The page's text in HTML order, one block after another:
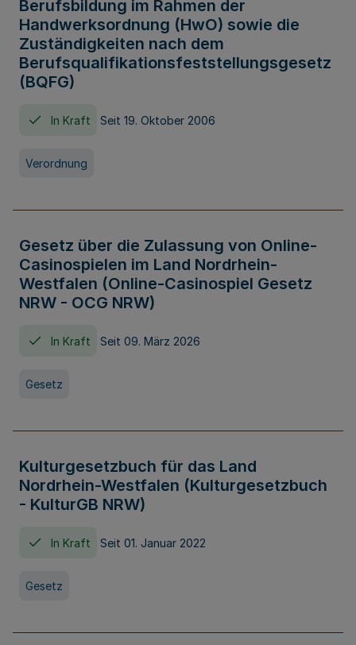
Berufsbildung im Rahmen der
Handwerksordnung (HwO) sowie die
Zuständigkeiten nach dem
Berufsqualifikationsfeststellungsgesetz
(BQFG)
In Kraft Seit 19. Oktober 2006
Verordnung
Gesetz über die Zulassung von Online-
Casinospielen im Land Nordrhein-
Westfalen (Online-Casinospiel Gesetz
NRW - OCG NRW)
In Kraft Seit 09. März 2026
Gesetz
Kulturgesetzbuch für das Land
Nordrhein-Westfalen (Kulturgesetzbuch
- KulturGB NRW)
In Kraft Seit 01. Januar 2022
Gesetz